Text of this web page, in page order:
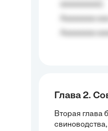
Глава 2.
Вторая глава